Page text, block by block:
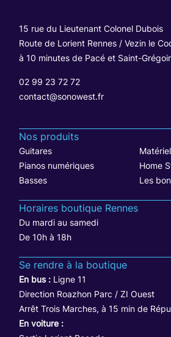
15 rue du Lieutenant Colonel Dubois
Route de Lorient Rennes / Vezin le
à 10 minutes de Pacé et Saint-
02 99 23 72 72
contact@sonowest.fr
Nos produits
Guitares
Pianos numériques
Home
Basses
Les
Horaires boutique Rennes
Du mardi au samedi
De 10h à 18h
Se rendre à la boutique
En bus : Ligne 11
Direction Roazhon Parc / ZI Ouest
Arrêt Trois Marches, à 15 min de
En voiture :